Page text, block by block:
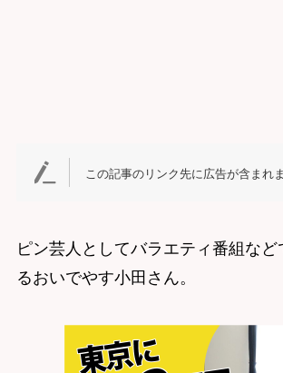
この記事のリンク先に広告が含まれま
ピン芸人としてバラエティ番組など
るおいでやす小田さん。